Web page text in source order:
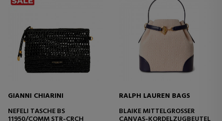
GIANNI CHIARINI
NEFELI TASCHE BS
RALPH LAUREN BAGS
BLAIKE MITTELGROSSER C